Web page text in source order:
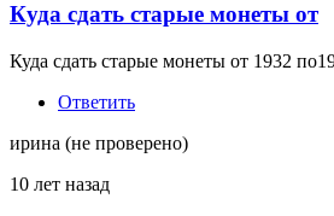
Куда сдать старые монеты от
Куда сдать старые монеты от 1932
Ответить
ирина (не проверено)
10 лет назад